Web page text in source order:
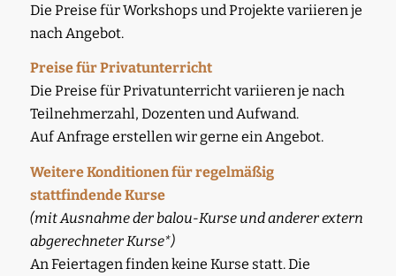
Die Preise für Workshops und Projekte variieren je
nach Angebot.
Preise für Privatunterricht
Die Preise für Privatunterricht variieren je nach
Teilnehmerzahl, Dozenten und Aufwand.
Auf Anfrage erstellen wir gerne ein Angebot.
Weitere Konditionen für regelmäßig
stattfindende Kurse
(mit Ausnahme der balou-Kurse und anderer extern
abgerechneter Kurse*)
An Feiertagen finden keine Kurse statt. Die